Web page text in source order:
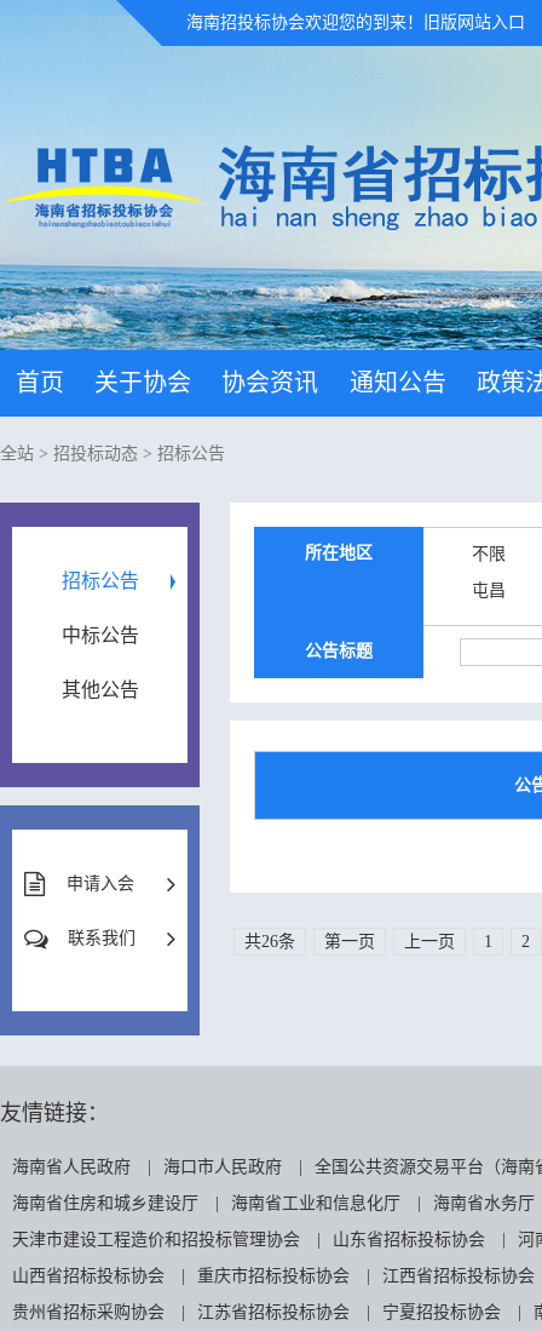
海南招投标协会欢迎您的到来！ 旧版网站入口
首页 关于协会 协会资讯 通知公告 政策
全站 > 招投标动态 > 招标公告
招标公告
中标公告
其他公告
申请入会
联系我们
所在地区
不限
屯昌
公告标题
公
共26条 第一页 上一页 1 2
友情链接：
海南省人民政府 海口市人民政府
全国公共资源交易平台（海南
海南省住房和城乡建设厅
海南省工业和信息化厅
海南省水务厅
天津市建设工程造价和招投标管理协会
山东省招标投标协会
河
山西省招标投标协会
重庆市招标投标协会
江西省招标投标协会
贵州省招标采购协会
江苏省招标投标协会 宁夏招投标协会